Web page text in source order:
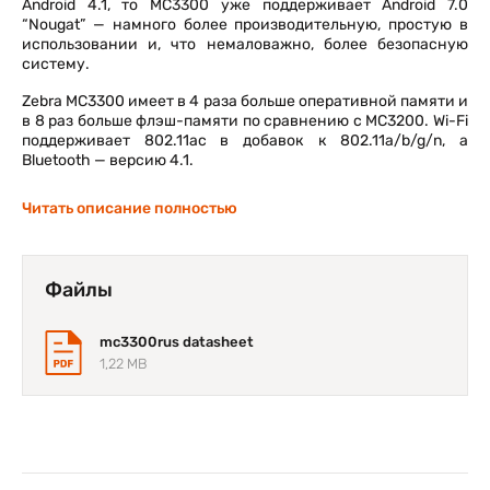
Android 4.1, то MC3300 уже поддерживает Android 7.0
“Nougat” — намного более производительную, простую в
использовании и, что немаловажно, более безопасную
систему.
Zebra MC3300 имеет в 4 раза больше оперативной памяти и
в 8 раз больше флэш-памяти по сравнению с MC3200. Wi-Fi
поддерживает 802.11ac в добавок к 802.11a/b/g/n, а
Bluetooth — версию 4.1.
MC3200 оснащался маленьким 3” экраном с разрешением
пикселей.
С увеличением экрана немного изменился форм-фактор
немного толще (1,35” против 1”). Большинство
периферийных устройств, работавших с MC3200, будут
работать и с MC3300.
стандартная, вращающаяся, в стиле ручки пистолета и
Читать описание полностью
Файлы
mc3300rus datasheet
1,22 MB